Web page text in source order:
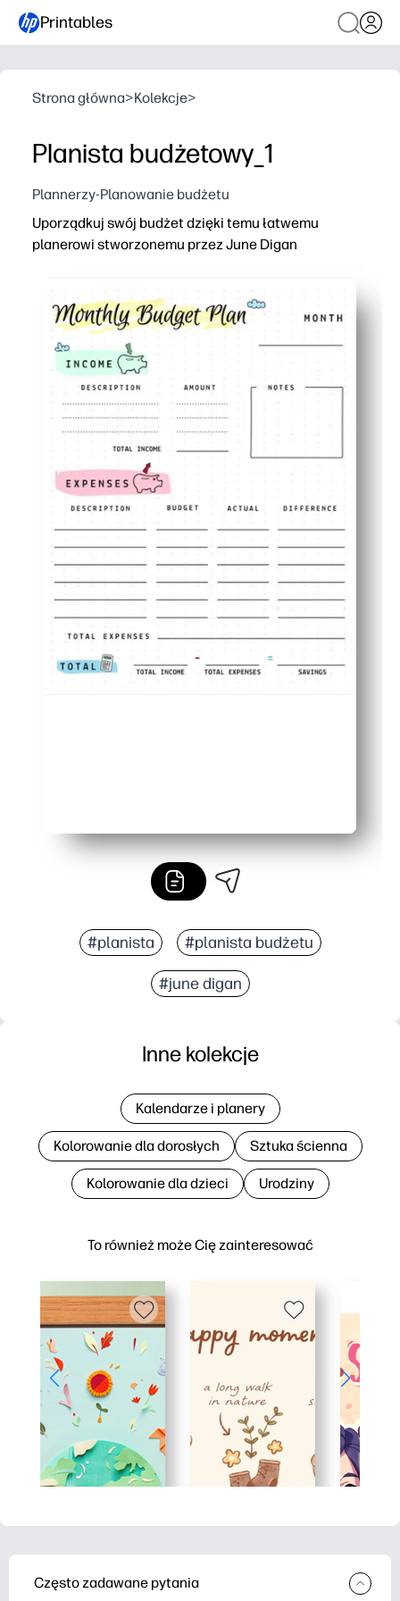
Printables
Strona główna>Kolekcje>
Planista budżetowy_1
Plannerzy-Planowanie budżetu
Uporządkuj swój budżet dzięki temu łatwemu
planerowi stworzonemu przez June Digan
#planista #planista budżetu
#june digan
To również może Cię zainteresować
Inne kolekcje
Kalendarze i planery
Kolorowanie dla dorosłych Sztuka ścienna
Kolorowanie dla dzieci Urodziny
Często zadawane pytania